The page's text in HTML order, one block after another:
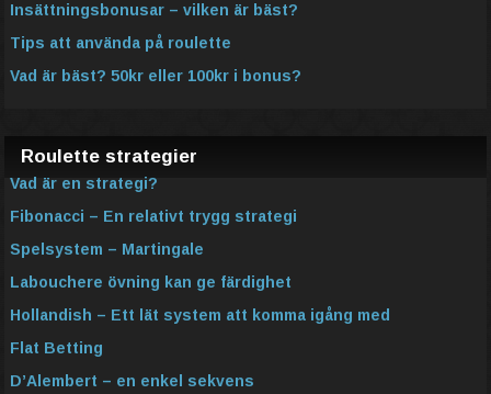
Insättningsbonusar – vilken är bäst?
Tips att använda på roulette
Vad är bäst? 50kr eller 100kr i bonus?
Roulette strategier
Vad är en strategi?
Fibonacci – En relativt trygg strategi
Spelsystem – Martingale
Labouchere övning kan ge färdighet
Hollandish – Ett lät system att komma igång med
Flat Betting
D’Alembert – en enkel sekvens